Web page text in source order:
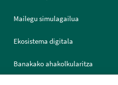
Mailegu simulagailua
Ekosistema digitala
Banakako ahakolkularitza